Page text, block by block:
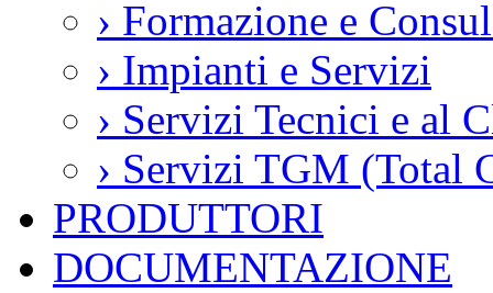
› Formazione e
› Impianti e Servizi
› Servizi Tecnici e al
› Servizi TGM (Total
PRODUTTORI
DOCUMENTAZIONE